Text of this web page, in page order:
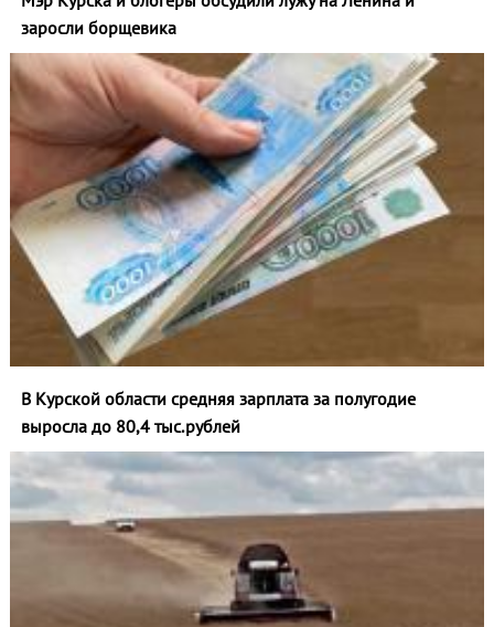
заросли борщевика
В Курской области средняя зарплата за полугодие
выросла до 80,4 тыс.рублей